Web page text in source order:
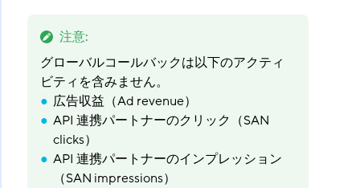
注意:
グローバルコールバックは以下のアクティ
ビティを含みません。
広告収益（Ad revenue）
API 連携パートナーのクリック（SAN
clicks）
API 連携パートナーのインプレッション
（SAN impressions）